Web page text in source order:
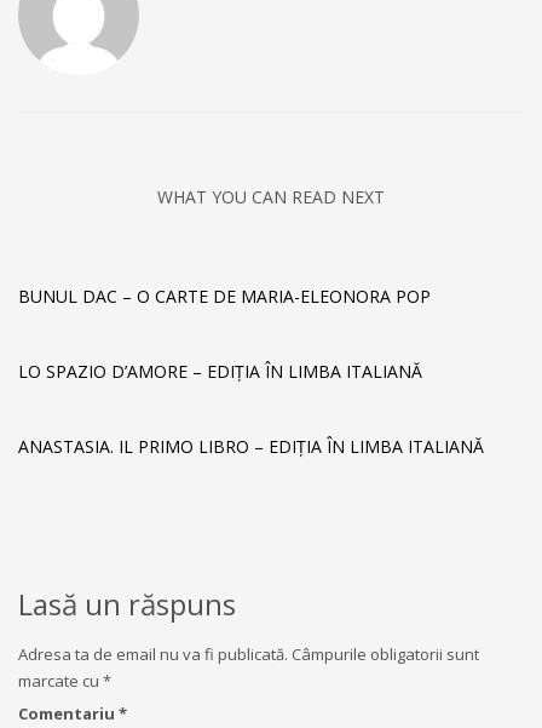
WHAT YOU CAN READ NEXT
BUNUL DAC – O CARTE DE MARIA-ELEONORA POP
LO SPAZIO D’AMORE – EDIȚIA ÎN LIMBA ITALIANĂ
ANASTASIA. IL PRIMO LIBRO – EDIȚIA ÎN LIMBA ITALIANĂ
Lasă un răspuns
Adresa ta de email nu va fi publicată. Câmpurile obligatorii sunt
marcate cu *
Comentariu *